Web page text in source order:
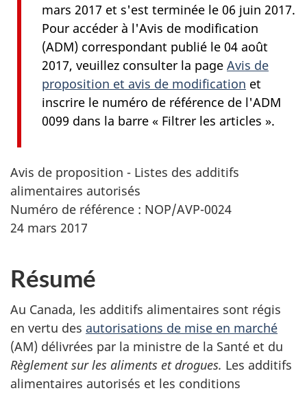
mars 2017 et s'est terminée le 06 juin 2017.
Pour accéder à l'Avis de modification
(ADM) correspondant publié le 04 août
2017, veuillez consulter la page Avis de
proposition et avis de modification et
inscrire le numéro de référence de l'ADM
0099 dans la barre « Filtrer les articles ».
Avis de proposition - Listes des additifs
alimentaires autorisés
Numéro de référence : NOP/AVP-0024
24 mars 2017
Résumé
Au Canada, les additifs alimentaires sont régis
en vertu des autorisations de mise en marché
(AM) délivrées par la ministre de la Santé et du
Règlement sur les aliments et drogues. Les additifs
alimentaires autorisés et les conditions